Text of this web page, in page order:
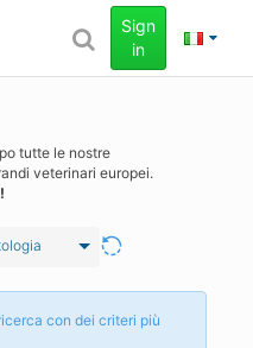
Sign
in
tutte le nostre
veterinari europei.
con dei criteri più